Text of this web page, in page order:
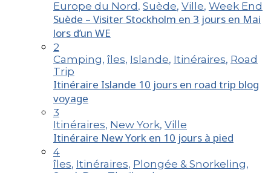
Europe du Nord, Suède, Ville, Week End
Suède – Visiter Stockholm en 3 jours en Mai
lors d’un WE
2
Camping, îles, Islande, Itinéraires, Road
Trip
Itinéraire Islande 10 jours en road trip blog
voyage
3
Itinéraires, New York, Ville
Itinéraire New York en 10 jours à pied
4
îles, Itinéraires, Plongée & Snorkeling,